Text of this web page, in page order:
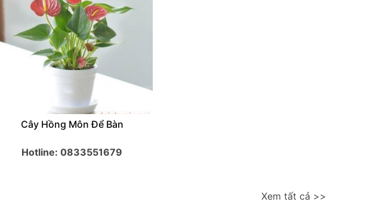
Cây Trầu Bà Đế Vương Xanh Để
Hotline: 0833551679
Xem tất cả >>